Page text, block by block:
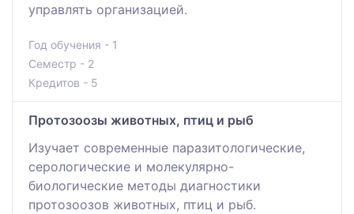
управлять организацией.
Год обучения - 1
Семестр - 2
Кредитов - 5
Протозоозы животных, птиц и рыб
Изучает современные паразитологические,
серологические и молекулярно-
биологические методы диагностики
протозоозов животных, птиц и рыб.